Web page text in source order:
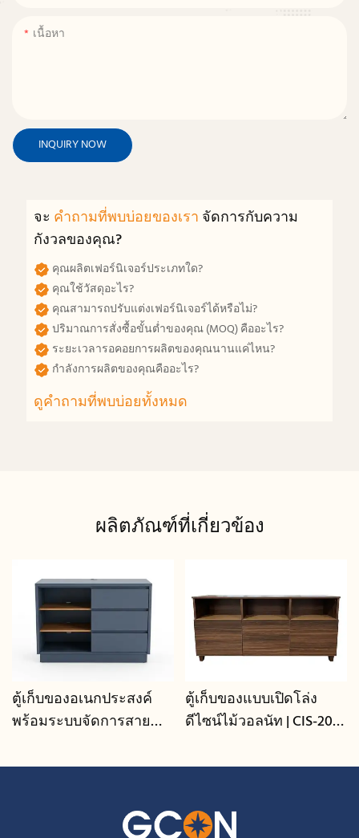
เนื้อหา
INQUIRY NOW
จะ คำถามที่พบบ่อยของเรา จัดการกับความ
กังวลของคุณ?
คุณผลิตเฟอร์นิเจอร์ประเภทใด?
คุณใช้วัสดุอะไร?
คุณสามารถปรับแต่งเฟอร์นิเจอร์ได้หรือไม่?
ปริมาณการสั่งซื้อขั้นต่ำของคุณ (MOQ) คืออะไร?
ระยะเวลารอคอยการผลิตของคุณนานแค่ไหน?
กำลังการผลิตของคุณคืออะไร?
ดูคำถามที่พบบ่อยทั้งหมด
ผลิตภัณฑ์ที่เกี่ยวข้อง
ตู้เก็บของอเนกประสงค์
พร้อมระบบจัดการสาย
ตู้เก็บของแบบเปิดโล่ง
ดีไซน์ไม้วอลนัท | CIS-207 -